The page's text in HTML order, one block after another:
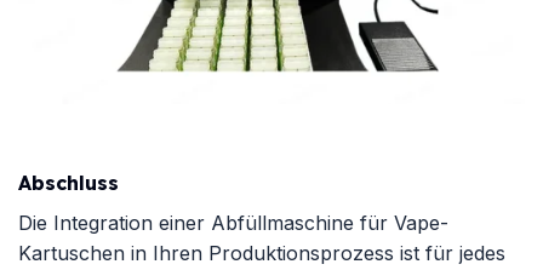
Abschluss
Die Integration einer Abfüllmaschine für Vape-
Kartuschen in Ihren Produktionsprozess ist für jedes